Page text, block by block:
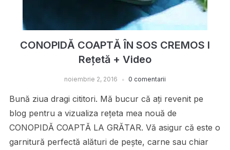
CONOPIDĂ COAPTĂ ÎN SOS CREMOS I
Rețetă + Video
noiembrie 2, 2016 0 comentarii
Bună ziua dragi cititori. Mă bucur că ați revenit pe
blog pentru a vizualiza rețeta mea nouă de
CONOPIDĂ COAPTĂ LA GRĂTAR. Vă asigur că este o
garnitură perfectă alături de pește, carne sau chiar